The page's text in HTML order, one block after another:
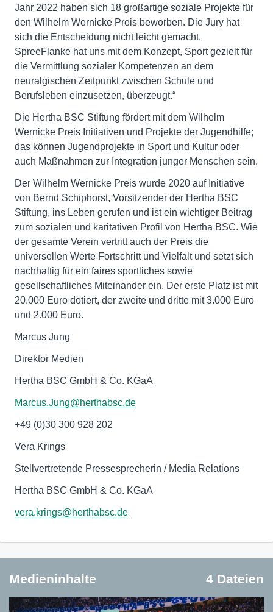
Jahr 2022 haben sich 18 großartige soziale Projekte für
den Wilhelm Wernicke Preis beworben. Die Jury hat
sich die Entscheidung nicht leicht gemacht.
SpreeFlanke hat uns mit dem Konzept, Sport gezielt für
die Vermittlung sozialer Kompetenzen an dem
neuralgischen Zeitpunkt zwischen Schule und
Berufsleben einzusetzen, überzeugt.“
Die Hertha BSC Stiftung fördert mit dem Wilhelm
Wernicke Preis Initiativen und Projekte der Jugendhilfe;
das können Jugendprojekte in Sport und Kultur oder
auch Maßnahmen zur Integration junger Menschen sein.
Der Wilhelm Wernicke Preis wurde 2020 auf Initiative
von Bernd Schiphorst, Vorsitzender der Hertha BSC
Stiftung, ins Leben gerufen und ist ein wichtiger Beitrag
zum sozialen und karitativen Profil von Hertha BSC. Wie
der gesamte Verein vertritt auch der Preis die
universellen Werte Fortschritt und Vielfalt und setzt sich
nachhaltig für ein faires sportliches sowie
gesellschaftliches Miteinander ein. Der erste Platz ist mit
20.000 Euro dotiert, der zweite und dritte mit 3.000 Euro
und 2.000 Euro.
Marcus Jung
Direktor Medien
Hertha BSC GmbH & Co. KGaA
Marcus.Jung@herthabsc.de
+49 (0)30 300 928 202
Vera Krings
Stellvertretende Pressesprecherin / Media Relations
Hertha BSC GmbH & Co. KGaA
vera.krings@herthabsc.de
Medieninhalte 4 Dateien